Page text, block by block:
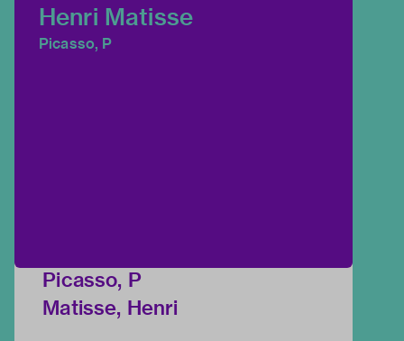
Henri Matisse
Picasso, P
Picasso, P
Matisse, Henri